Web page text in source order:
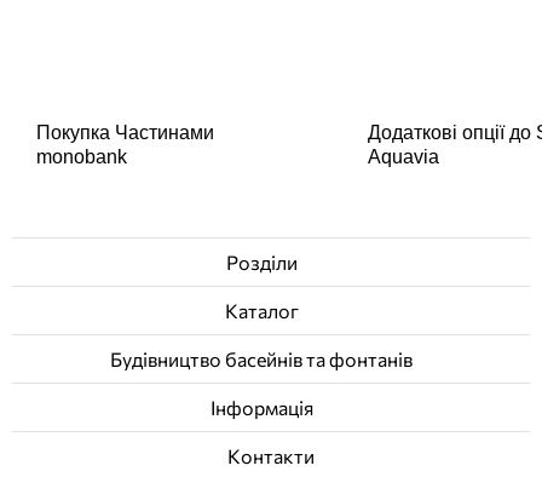
Покупка Частинами
monobank
Додаткові опції
Aquavia
Розділи
Каталог
Будівництво басейнів та фонтанів
Інформація
Контакти